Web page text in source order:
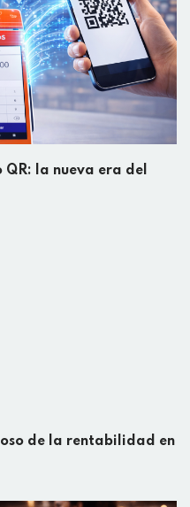
la nueva era del
de la rentabilidad en